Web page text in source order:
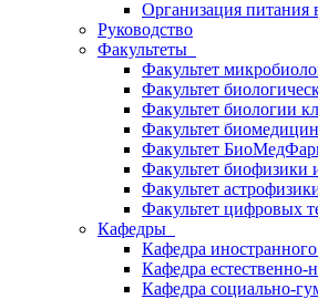
Организация питания
Руководство
Факультеты
Факультет
Факультет
Факультет биологии
Факультет
Факультет
Факультет
Факультет
Факультет цифровых
Кафедры
Кафедра
Кафедра
Кафедра социально-